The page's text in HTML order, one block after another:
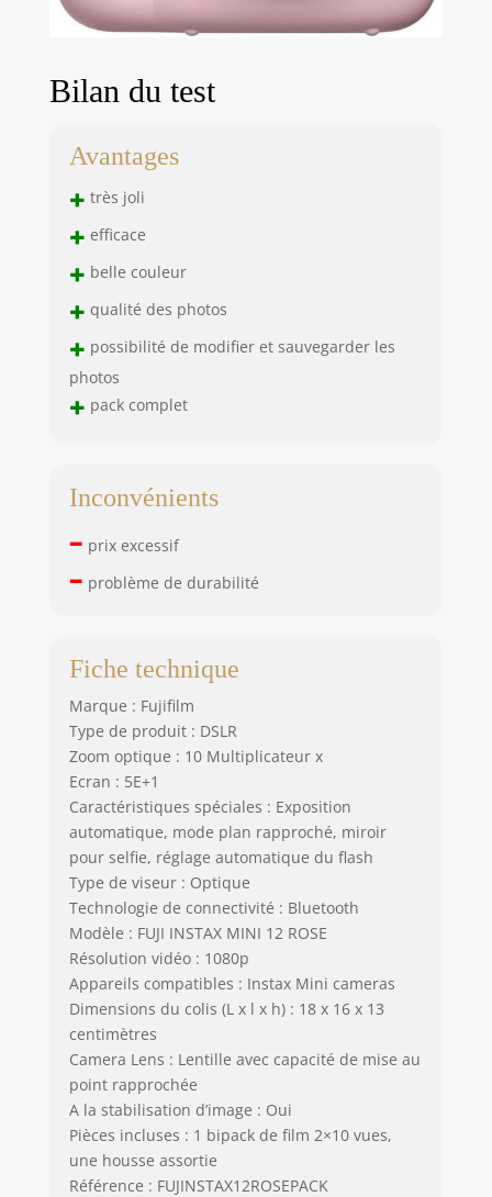
Bilan du test
Avantages
+ très joli
+ efficace
+ belle couleur
+ qualité des photos
+ possibilité de modifier et sauvegarder les
photos
+ pack complet
Inconvénients
– prix excessif
– problème de durabilité
Fiche technique
Marque : Fujifilm
Type de produit : DSLR
Zoom optique : 10 Multiplicateur x
Ecran : 5E+1
Caractéristiques spéciales : Exposition
automatique, mode plan rapproché, miroir
pour selfie, réglage automatique du flash
Type de viseur : Optique
Technologie de connectivité : Bluetooth
Modèle : FUJI INSTAX MINI 12 ROSE
Résolution vidéo : 1080p
Appareils compatibles : Instax Mini cameras
Dimensions du colis (L x l x h) : 18 x 16 x 13
centimètres
Camera Lens : Lentille avec capacité de mise au
point rapprochée
A la stabilisation d’image : Oui
Pièces incluses : 1 bipack de film 2×10 vues,
une housse assortie
Référence : FUJINSTAX12ROSEPACK